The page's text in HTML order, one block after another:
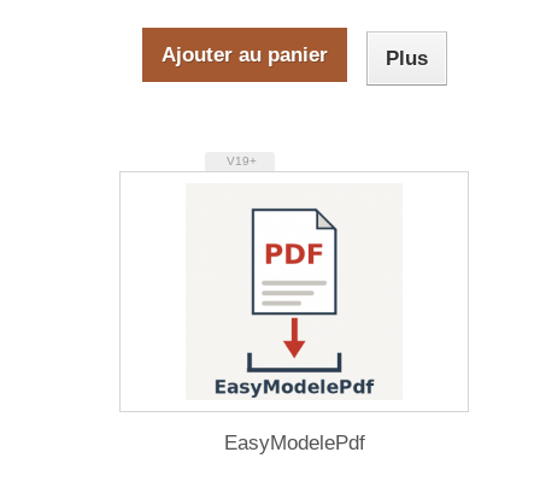
Ajouter au panier Plus
V19+
EasyModelePdf